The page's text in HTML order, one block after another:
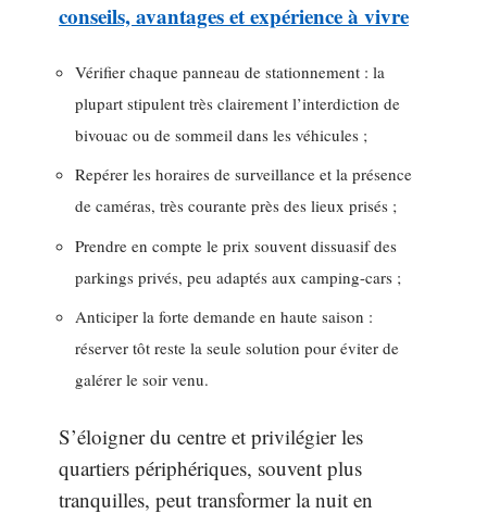
conseils, avantages et expérience à vivre
Vérifier chaque panneau de stationnement : la
plupart stipulent très clairement l’interdiction de
bivouac ou de sommeil dans les véhicules ;
Repérer les horaires de surveillance et la présence
de caméras, très courante près des lieux prisés ;
Prendre en compte le prix souvent dissuasif des
parkings privés, peu adaptés aux camping-cars ;
Anticiper la forte demande en haute saison :
réserver tôt reste la seule solution pour éviter de
galérer le soir venu.
S’éloigner du centre et privilégier les
quartiers périphériques, souvent plus
tranquilles, peut transformer la nuit en